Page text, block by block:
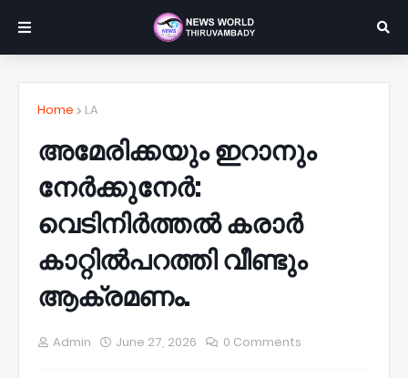
Home LA
അമേരിക്കയും ഇറാനും
നേർക്കുനേർ:
വെടിനിർത്തൽ കരാർ
കാറ്റിൽപറത്തി വീണ്ടും
ആക്രമണം.
Admin June 27, 2026 0 Comments